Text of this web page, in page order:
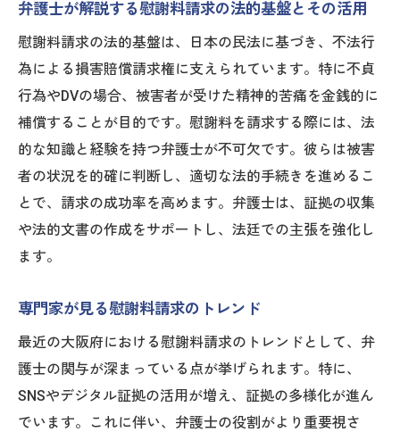
弁護士が解説する慰謝料請求の法的基盤とその活用
慰謝料請求の法的基盤は、日本の民法に基づき、不法行
為による損害賠償請求権に支えられています。特に不貞
行為やDVの場合、被害者が受けた精神的苦痛を金銭的に
補償することが目的です。慰謝料を請求する際には、法
的な知識と経験を持つ弁護士が不可欠です。彼らは被害
者の状況を的確に判断し、適切な法的手続きを進めるこ
とで、請求の成功率を高めます。弁護士は、証拠の収集
や法的文書の作成をサポートし、法廷での主張を強化し
ます。
専門家が見る慰謝料請求のトレンド
最近の大阪府における慰謝料請求のトレンドとして、弁
護士の関与が深まっている点が挙げられます。特に、
SNSやデジタル証拠の活用が増え、証拠の多様化が進ん
でいます。これに伴い、弁護士の役割がより重要視さ